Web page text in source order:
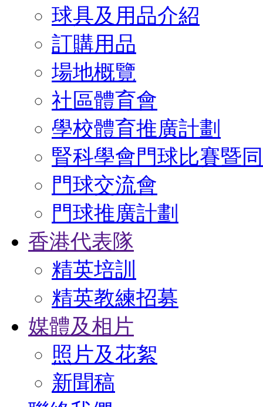
球具及用品介紹
訂購用品
場地概覽
社區體育會
學校體育推廣計劃
腎科學會門球比賽暨
門球交流會
門球推廣計劃
香港代表隊
精英培訓
精英教練招募
媒體及相片
照片及花絮
新聞稿